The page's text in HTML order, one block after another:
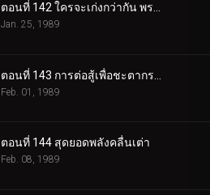
ตอนที่ 142 ใครจะเก่งกว่ากัน พระเจ้าหรือปีศาจ
Jan. 25, 1989
Feb. 01, 1989
ตอนที่ 144 สุดยอดพลังคลื่นเต่า
Feb. 08, 1989